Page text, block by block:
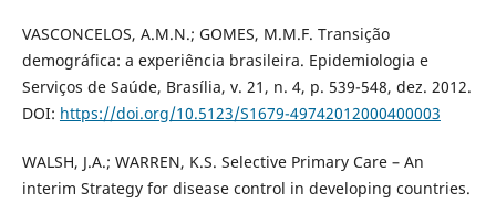
VASCONCELOS, A.M.N.; GOMES, M.M.F. Transição
demográfica: a experiência brasileira. Epidemiologia e
Serviços de Saúde, Brasília, v. 21, n. 4, p. 539-548, dez. 2012.
DOI: https://doi.org/10.5123/S1679-49742012000400003
WALSH, J.A.; WARREN, K.S. Selective Primary Care – An
interim Strategy for disease control in developing countries.